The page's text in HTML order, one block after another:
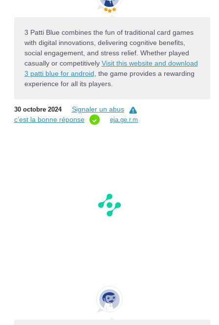
3 Patti Blue combines the fun of traditional card games
with digital innovations, delivering cognitive benefits,
social engagement, and stress relief. Whether played
casually or competitively Visit this website and download
3 patti blue for android , the game provides a rewarding
experience for all its players.
30 octobre 2024
Signaler un abus
c’est la bonne réponse
eja.ge.r.m